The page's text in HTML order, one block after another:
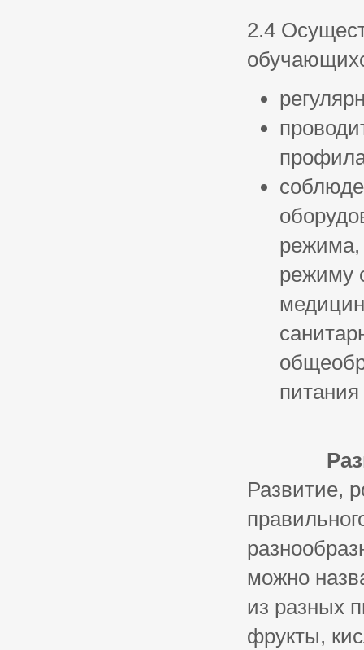
2.4
режима,
режиму
Развитие,
можно
из разных
фрукты,